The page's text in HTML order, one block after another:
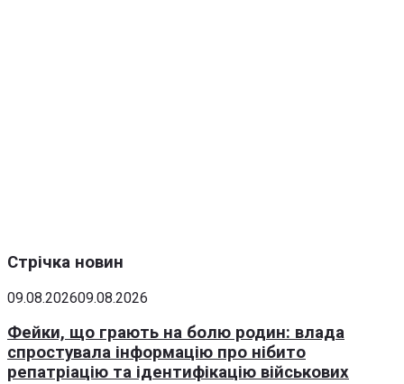
Стрічка новин
09.08.202609.08.2026
Фейки, що грають на болю родин: влада
спростувала інформацію про нібито
репатріацію та ідентифікацію військових